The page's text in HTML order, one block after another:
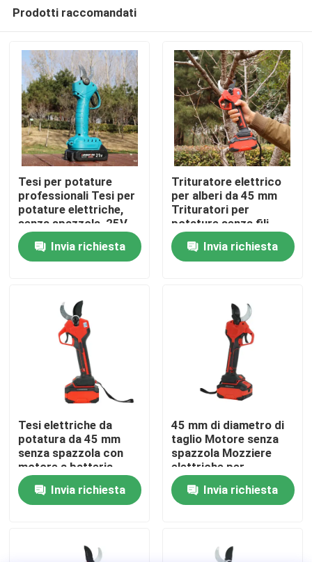
Casa.
Prodotti
Video
display di fabbrica
Contattaci
Chiedi un preventivo
Motosega della benzina
motosega elettrica
Prodotti raccomandati
Tesi per potature
professionali Tesi per
potature elettriche,
senza spazzola, 25V
Tesi per potature
senza filiInvia richiesta
Trituratore elettrico
per alberi da 45 mm
Trituratori per
potature senza fili
Motore senza
spazzole per uso in
giardino
Invia richiesta
Tesi elettriche da
potatura da 45 mm
senza spazzola con
motore a batteria
Invia richiesta
45 mm di diametro di
taglio Motore senza
spazzola Mozziere
elettriche per
potatura con disegno
leggero da 1,3 kg
Invia richiesta